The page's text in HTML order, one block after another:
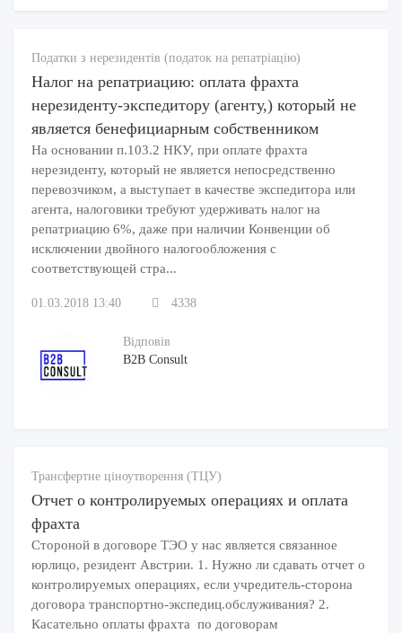
Податки з нерезидентів (податок на репатріацію)
Налог на репатриацию: оплата фрахта
нерезиденту-экспедитору (агенту,) который не
является бенефициарным собственником
На основании п.103.2 НКУ, при оплате фрахта
нерезиденту, который не является непосредственно
перевозчиком, а выступает в качестве экспедитора или
агента, налоговики требуют удерживать налог на
репатриацию 6%, даже при наличии Конвенции об
исключении двойного налогообложения с
соответствующей стра...
01.03.2018 13:40 4338
Відповів
B2B Consult
Трансфертне ціноутворення (ТЦУ)
Отчет о контролируемых операциях и оплата
фрахта
Стороной в договоре ТЭО у нас является связанное
юрлицо, резидент Австрии. 1. Нужно ли сдавать отчет о
контролируемых операциях, если учредитель-сторона
договора транспортно-экспедиц.обслуживания? 2.
Касательно оплаты фрахта по договорам